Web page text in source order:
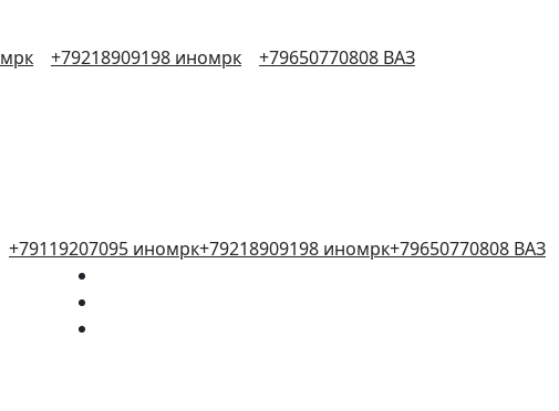
+79218909198 иномрк +79650770808 ВАЗ
+79119207095 иномрк+79218909198 иномрк+79650770808 ВАЗ